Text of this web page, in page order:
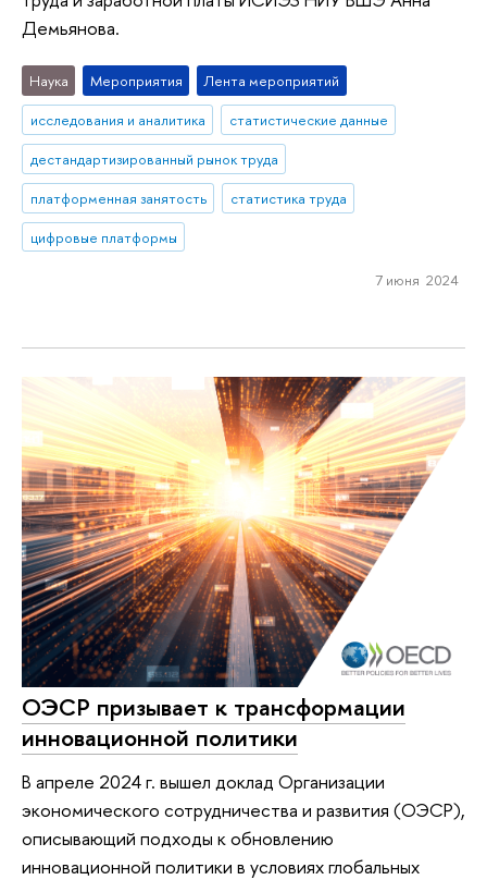
Демьянова.
Наука Мероприятия
Лента мероприятий
исследования и аналитика
статистические данные
дестандартизированный рынок труда
платформенная занятость
статистика труда
цифровые платформы
7 июня 2024
ОЭСР призывает к трансформации
инновационной политики
В апреле 2024 г. вышел доклад Организации
экономического сотрудничества и развития (ОЭСР),
описывающий подходы к обновлению
инновационной политики в условиях глобальных